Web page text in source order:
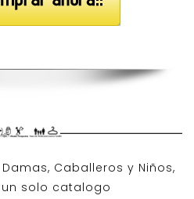
Caballeros y Niños,
solo catalogo